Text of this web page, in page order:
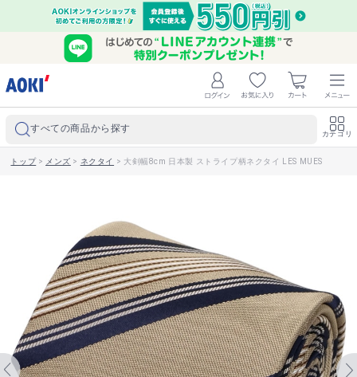
すべての商品から探す カテゴリ
トップ> メンズ > ネクタイ > 大剣幅8cm 日本製 ストライプ柄ネクタイ LES MUES